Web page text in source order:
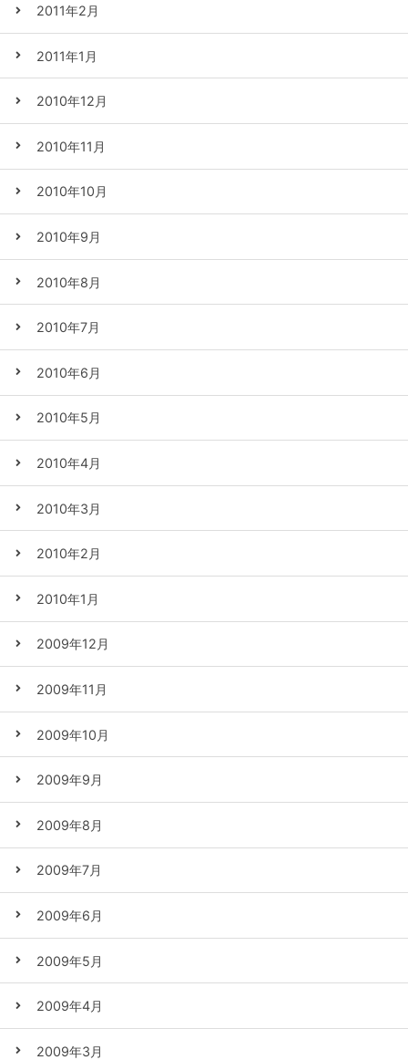
2011年2月
2011年1月
2010年12月
2010年11月
2010年10月
2010年9月
2010年8月
2010年7月
2010年6月
2010年5月
2010年4月
2010年3月
2010年2月
2010年1月
2009年12月
2009年11月
2009年10月
2009年9月
2009年8月
2009年7月
2009年6月
2009年5月
2009年4月
2009年3月